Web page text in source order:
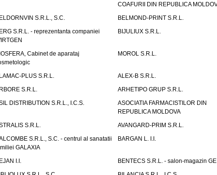
COAFURII DIN REPUBLICA
S.R.L., S.C.
BELMOND-PRINT S.R.L.
S.R.L. - reprezentanta companiei
BIJULIUX S.R.L.
Cabinet de aparataj
MOROL S.R.L.
PLUS S.R.L.
ALEX-B S.R.L.
S.R.L.
ARHETIPO GRUP S.R.L.
DISTRIBUTION S.R.L., I.C.S.
ASOCIATIA FARMACISTILOR DIN
REPUBLICA MOLDOVA
S.R.L.
AVANGARD-PRIM S.R.L.
S.R.L., S.C. - centrul al sanatatii
GALAXIA
BARGAN L. I.I.
I.I.
BENTECS S.R.L. - salon-magazin